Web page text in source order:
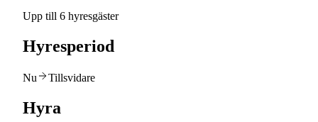
Upp till 6 hyresgäster
Hyresperiod
Nu Tillsvidare
Hyra